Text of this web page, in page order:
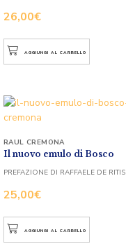
26,00€
AGGIUNGI AL CARRELLO
Il nuovo emulo di Bosco
25,00€
RAUL CREMONA
PREFAZIONE DI RAFFAELE DE RITIS
AGGIUNGI AL CARRELLO